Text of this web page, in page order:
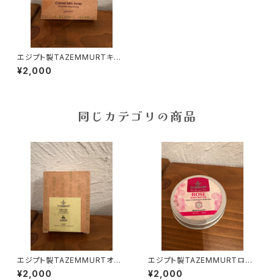
エジプト製TAZEMMURTキャ
メル石鹸
¥2,000
同じカテゴリの商品
エジプト製TAZEMMURTオリ
ーブ石鹸
¥2,000
エジプト製TAZEMMURTロー
ズシアバター
¥2,000